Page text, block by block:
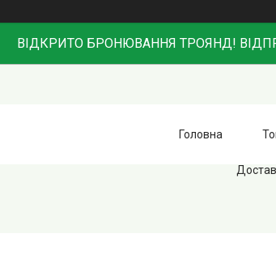
ВІДКРИТО БРОНЮВАННЯ ТРОЯНД!
Головна